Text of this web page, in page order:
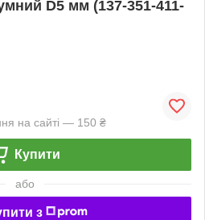
D5 мм (137-351-411-
на сайті — 150 ₴
Купити
або
з